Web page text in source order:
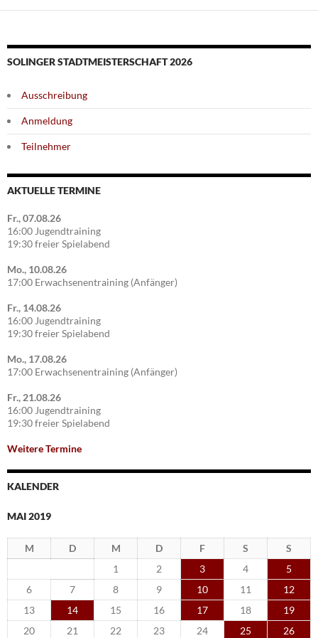
SOLINGER STADTMEISTERSCHAFT 2026
Ausschreibung
Anmeldung
Teilnehmer
AKTUELLE TERMINE
Fr., 07.08.26
16:00 Jugendtraining
19:30 freier Spielabend
Mo., 10.08.26
17:00 Erwachsenentraining (Anfänger)
Fr., 14.08.26
16:00 Jugendtraining
19:30 freier Spielabend
Mo., 17.08.26
17:00 Erwachsenentraining (Anfänger)
Fr., 21.08.26
16:00 Jugendtraining
19:30 freier Spielabend
Weitere Termine
KALENDER
MAI 2019
M D M D F S
S
1
2 3 4
5
6
7 8 9 10 11
12
13
14 15 16 17 18
19
20
21 22 23 24 25
26